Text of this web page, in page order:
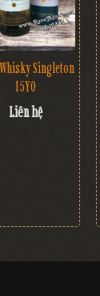
Singleton
15YO
Liên hệ